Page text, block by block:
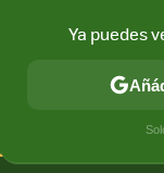
CONECTIVIDAD
Ya puedes